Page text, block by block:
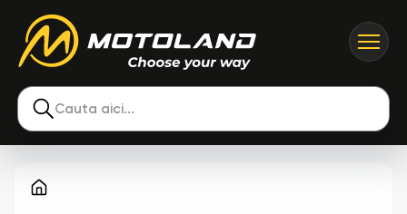
Cauta aici...